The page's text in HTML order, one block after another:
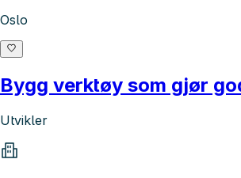
Oslo
Bygg verktøy som gjør
Utvikler